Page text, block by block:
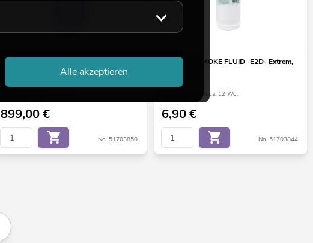
EUROLITE SMOKE FLUID -E2D- Extrem,
899,00€
No. 51703850
EUROLITE SMOKE FLUID -E2D- Extrem,
Bestand reicht ca. 12 Wo.
6,90€
No. 51703844
Alle akzeptieren